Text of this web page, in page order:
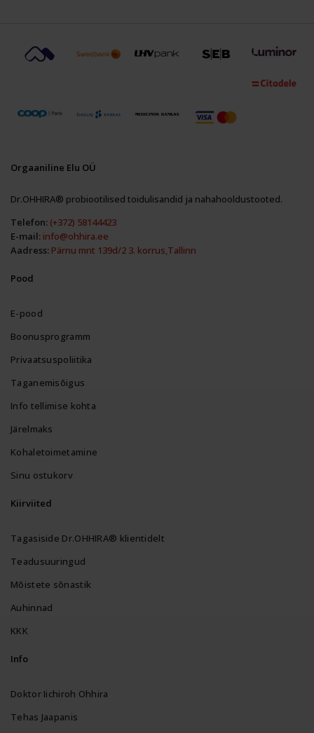
Orgaaniline Elu OÜ
Dr.OHHIRA® probiootilised toidulisandid ja nahahooldustooted.
Telefon: (+372) 58144423
E-mail: info@ohhira.ee
Aadress: Pärnu mnt 139d/2 3. korrus,Tallinn
Pood
E-pood
Boonusprogramm
Privaatsuspoliitika
Taganemisõigus
Info tellimise kohta
Järelmaks
Kohaletoimetamine
Sinu ostukorv
Kiirviited
Tagasiside Dr.OHHIRA® klientidelt
Teadusuuringud
Mõistete sõnastik
Auhinnad
KKK
Info
Doktor Iichiroh Ohhira
Tehas Jaapanis